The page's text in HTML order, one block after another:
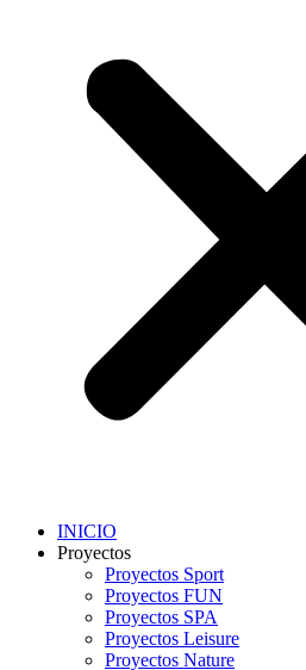
INICIO
Proyectos
Proyectos Sport
Proyectos FUN
Proyectos SPA
Proyectos Leisure
Proyectos Nature